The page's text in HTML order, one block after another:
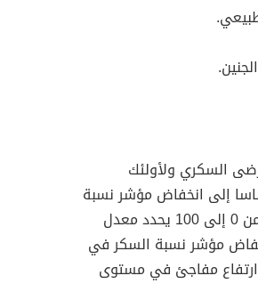
السكري ولأولئك
إلى انخفاض مؤشر نسبة
السكر في الدم ومؤشر نسبة السكر في الدم هو مقياس من 0 إلى 100 يحدد معدل
مؤشر نسبة السكر في
مفاجئ في مستوى